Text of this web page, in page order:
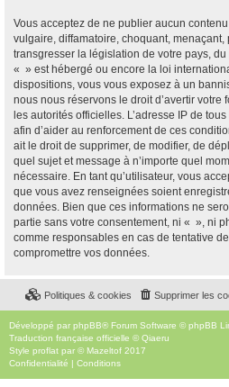
Vous acceptez de ne publier aucun
vulgaire, diffamatoire, choquant,
transgresser la législation de votre pays,
« » est hébergé ou encore la loi
dispositions, vous vous exposez à un
nous nous réservons le droit d’avertir votre
les autorités officielles. L’adresse IP de
afin d’aider au renforcement de ces
ait le droit de supprimer, de modifier, de
quel sujet et message à n’importe quel
nécessaire. En tant qu’utilisateur, vous
que vous avez renseignées soient
données. Bien que ces informations ne
partie sans votre consentement, ni « », ni
comme responsables en cas de tentative
compromettre vos données.
Supprimer les
Politiques & cookies
Développé par phpBB® Forum Software © phpBB
Traduction française officielle ©Qiaeru
Style proflat par © Mazeltof 2017
Confidentialité | Conditions